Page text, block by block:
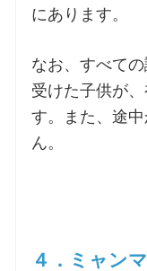
にあります。
なお、すべて
受けた子供が
す。また、途
ん。
４．ミャン